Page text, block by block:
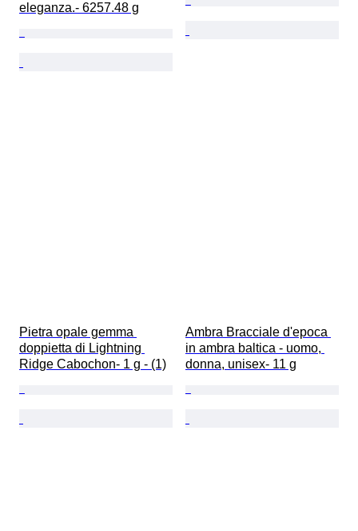
eleganza.- 6257.48 g
Pietra opale gemma
doppietta di Lightning
Ridge Cabochon- 1 g - (1)
Ambra Bracciale d'epoca
in ambra baltica - uomo,
donna, unisex- 11 g